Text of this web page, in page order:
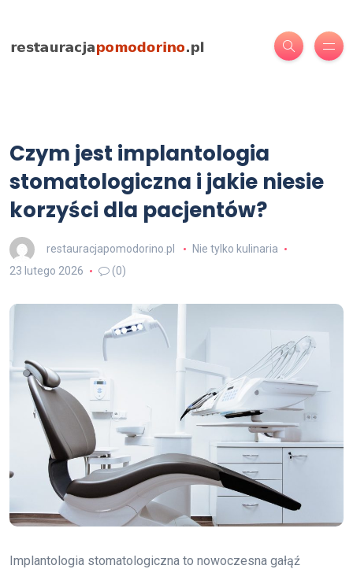
Czym jest implantologia
stomatologiczna i jakie niesie
korzyści dla pacjentów?
restauracjapomodorino.pl
Nie tylko kulinaria
23 lutego 2026
(0)
Implantologia stomatologiczna to nowoczesna gałąź